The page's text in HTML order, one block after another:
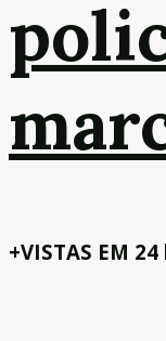
+VISTAS EM 24